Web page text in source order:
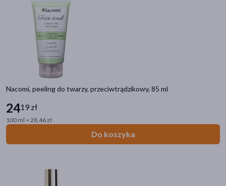
Nacomi, peeling do twarzy, przeciwtrądzikowy, 85 ml
2419 zł
100 ml = 28,46 zł
Do koszyka
SPF(13)
Zalecenia żywieniowe
Bez sztucznych aromatów
Bez glutenu
Linia produktowa
Herbal Time Phytocare
Biokap Nutricolor(14)